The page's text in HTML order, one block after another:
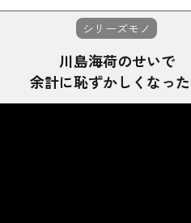
シリーズモノ
川島海荷のせいで
余計に恥ずかしくなっ